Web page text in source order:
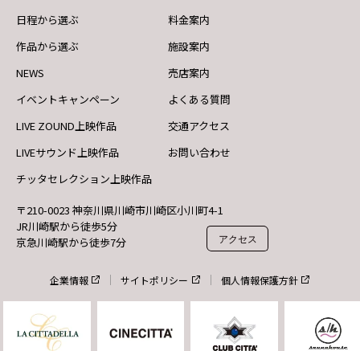
〒210-0023 神奈川県川崎市川崎区小川町4-1
JR川崎駅から徒歩5分
京急川崎駅から徒歩7分
アクセス
日程から選ぶ
作品から選ぶ
NEWS
イベントキャンペーン
LIVE ZOUND上映作品
LIVEサウンド上映作品
チッタセレクション上映作品
料金案内
施設案内
売店案内
よくある質問
交通アクセス
お問い合わせ
企業情報 サイトポリシー 個人情報保護方針